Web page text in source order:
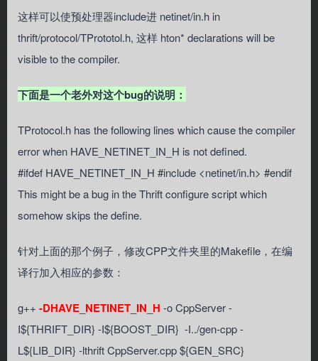
这样可以使预处理器include进 netinet/in.h in
thrift/protocol/TPrototol.h, 这样 hton* declarations will be
visible to the compiler.
下面是一个老外对这个bug的说明：
TProtocol.h has the following lines which cause the compiler
error when HAVE_NETINET_IN_H is not defined.
#ifdef HAVE_NETINET_IN_H #include <netinet/in.h> #endif
This might be a bug in the Thrift configure script which
somehow skips the define.
针对上面的那个例子，修改CPP文件夹里的Makefile，在编
译行加入相应的参数：
g++ -DHAVE_NETINET_IN_H -o CppServer -
I${THRIFT_DIR} -I${BOOST_DIR} -I../gen-cpp -
L${LIB_DIR} -lthrift CppServer.cpp ${GEN_SRC}